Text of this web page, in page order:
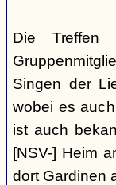
Die Treffen
Singen der
wobei es
ist auch
[NSV-] Heim
dort Gardinen